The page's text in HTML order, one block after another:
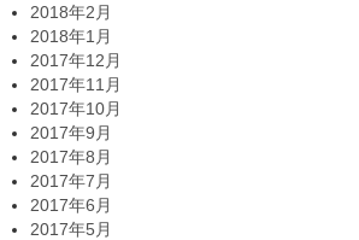
2018年2月
2018年1月
2017年12月
2017年11月
2017年10月
2017年9月
2017年8月
2017年7月
2017年6月
2017年5月